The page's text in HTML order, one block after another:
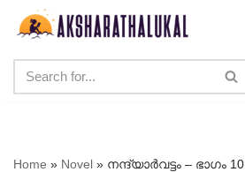
content
Home » Novel » നന്ദ്യാർവട്ടം – ഭാഗം 10